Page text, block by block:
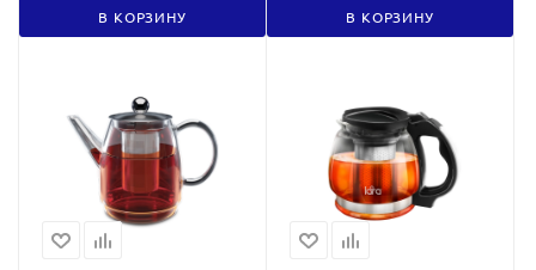
В КОРЗИНУ В КОРЗИНУ